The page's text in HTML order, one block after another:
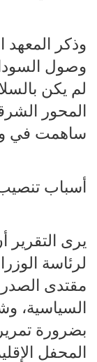
وذكر المعهد
وصول
لم يكن
المحور
ساهمت في
أسباب
يرى
لرئاسة
مقتدى
السياسية،
بضرورة
المحفل